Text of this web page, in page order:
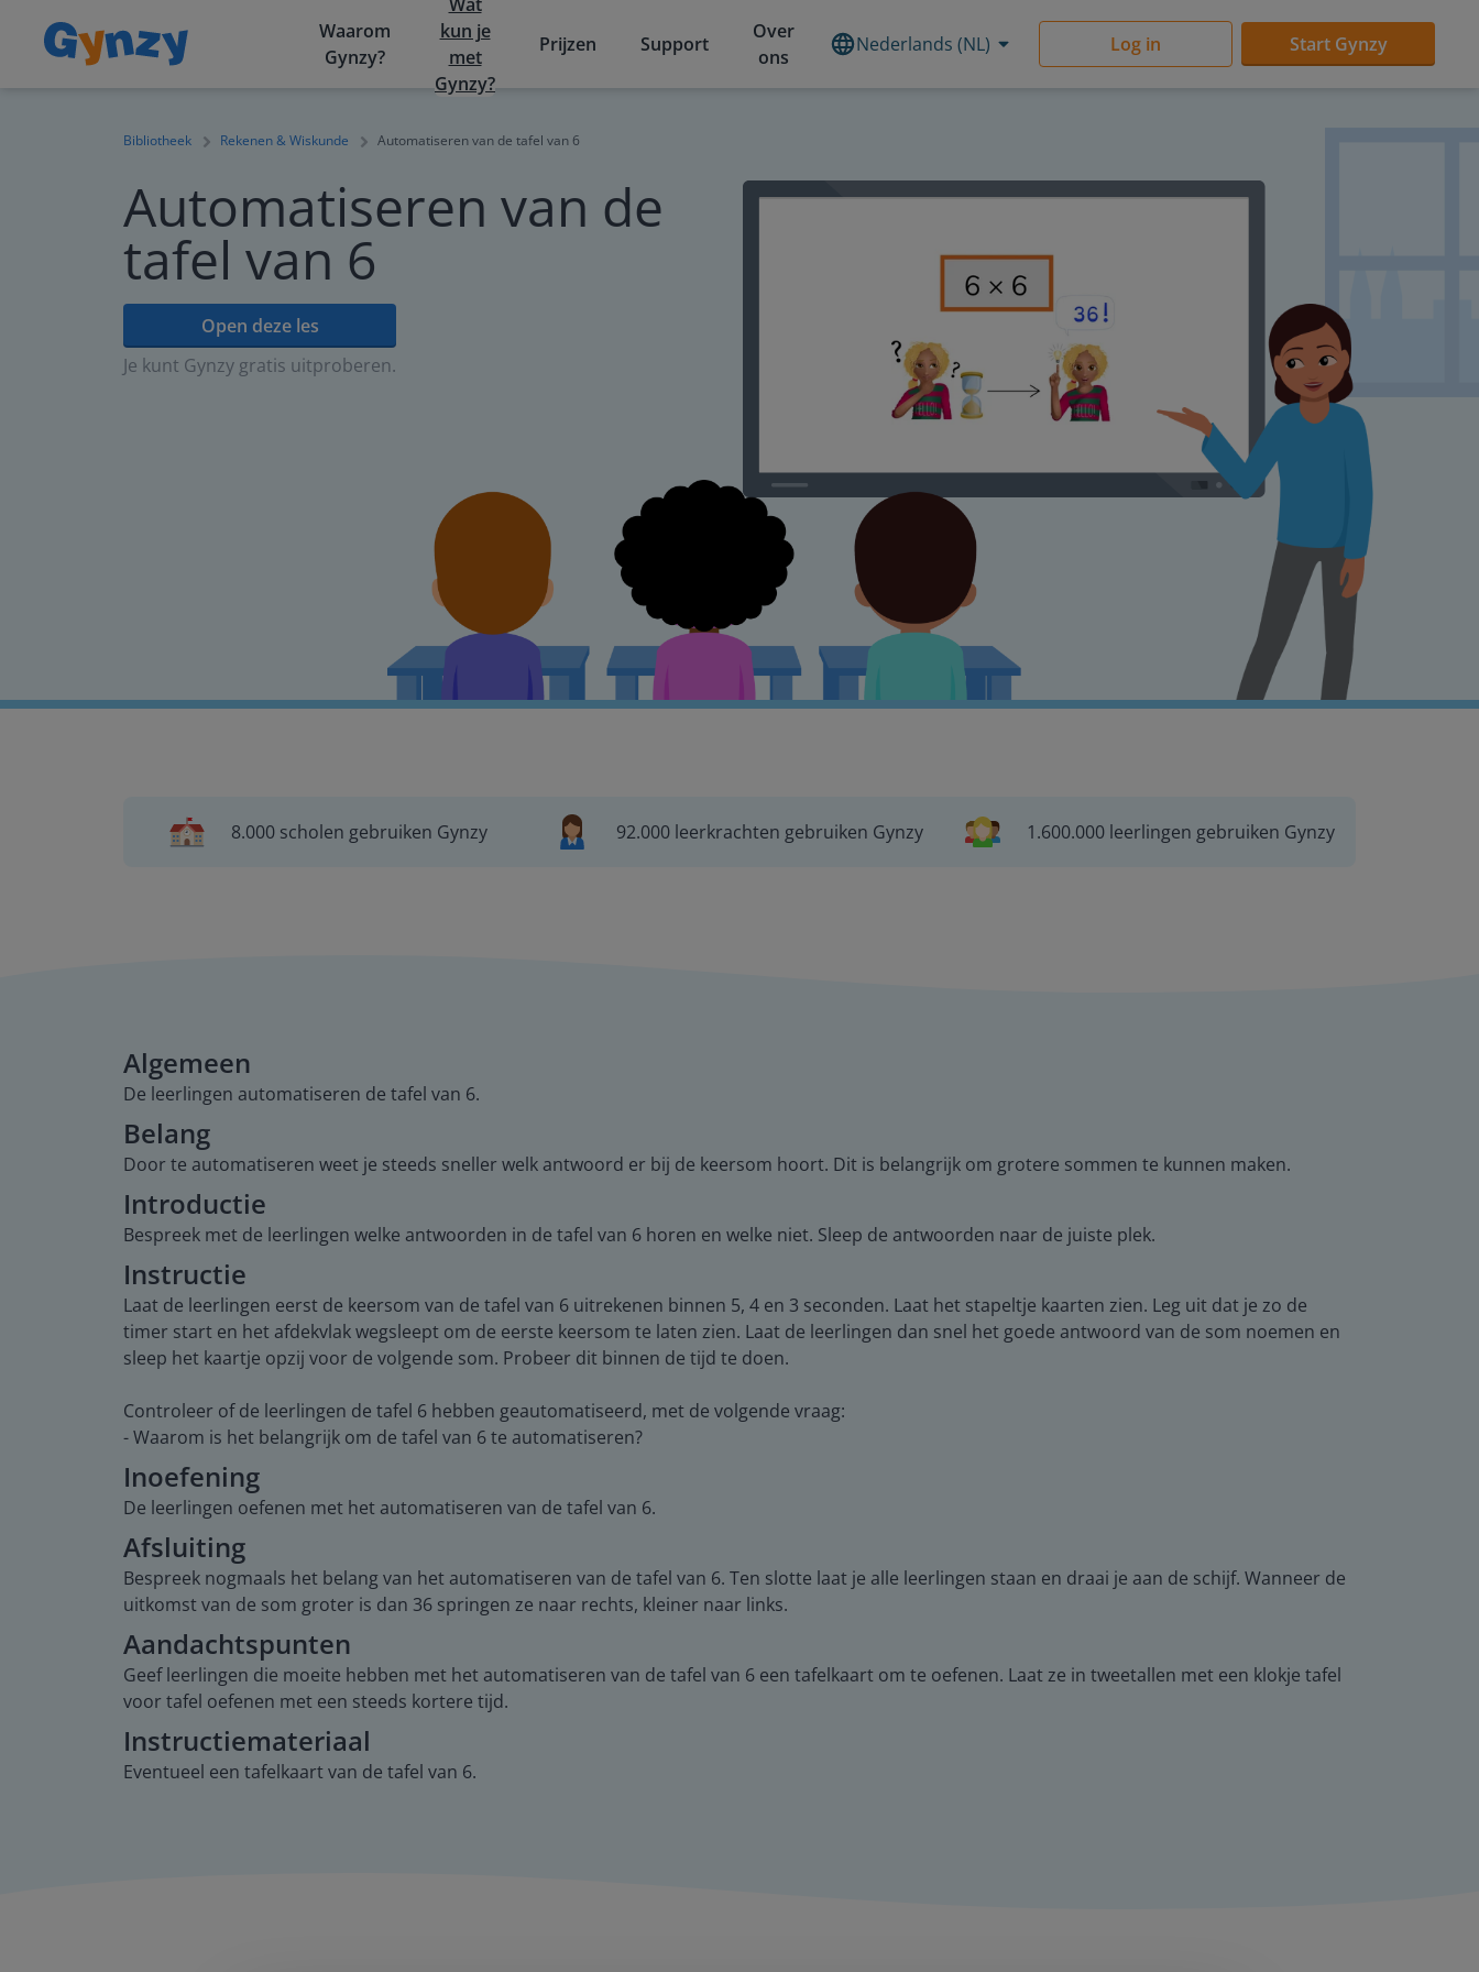
Waarom
Gynzy?
kun je
met
Gynzy?
Prijzen Support
Over
ons
Nederlands (NL) Log in Start Gynzy
Bibliotheek Rekenen & Wiskunde Automatiseren van de tafel van 6
Automatiseren van de
tafel van 6
Open deze les
Je kunt Gynzy gratis uitproberen.
8.000 scholen gebruiken Gynzy 92.000 leerkrachten gebruiken Gynzy 1.600.000 leerlingen gebruiken Gynzy
Algemeen
De leerlingen automatiseren de tafel van 6.
Belang
Door te automatiseren weet je steeds sneller welk antwoord er bij de keersom hoort. Dit is belangrijk om grotere sommen te kunnen maken.
Introductie
Bespreek met de leerlingen welke antwoorden in de tafel van 6 horen en welke niet. Sleep de antwoorden naar de juiste plek.
Instructie
Laat de leerlingen eerst de keersom van de tafel van 6 uitrekenen binnen 5, 4 en 3 seconden. Laat het stapeltje kaarten zien. Leg uit dat je zo de
timer start en het afdekvlak wegsleept om de eerste keersom te laten zien. Laat de leerlingen dan snel het goede antwoord van de som noemen en
sleep het kaartje opzij voor de volgende som. Probeer dit binnen de tijd te doen.
Controleer of de leerlingen de tafel 6 hebben geautomatiseerd, met de volgende vraag:
- Waarom is het belangrijk om de tafel van 6 te automatiseren?
Inoefening
De leerlingen oefenen met het automatiseren van de tafel van 6.
Afsluiting
Bespreek nogmaals het belang van het automatiseren van de tafel van 6. Ten slotte laat je alle leerlingen staan en draai je aan de schijf. Wanneer de
uitkomst van de som groter is dan 36 springen ze naar rechts, kleiner naar links.
Aandachtspunten
Geef leerlingen die moeite hebben met het automatiseren van de tafel van 6 een tafelkaart om te oefenen. Laat ze in tweetallen met een klokje tafel
voor tafel oefenen met een steeds kortere tijd.
Instructiemateriaal
Eventueel een tafelkaart van de tafel van 6.